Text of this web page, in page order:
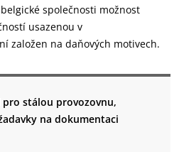
společnosti možnost
usazenou v
založen na daňových motivech.
pro stálou provozovnu,
na dokumentaci